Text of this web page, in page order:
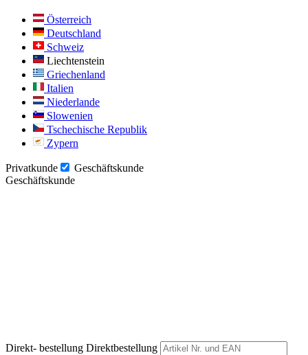
Österreich
Deutschland
Schweiz
Liechtenstein
Griechenland
Italien
Niederlande
Slowenien
Tschechische Republik
Zypern
Privatkunde
Geschäftskunde
Geschäftskunde
Direkt- bestellung Direktbestellung